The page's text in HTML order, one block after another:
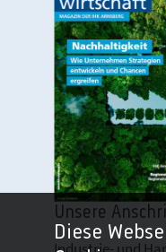
Unsere
Diese